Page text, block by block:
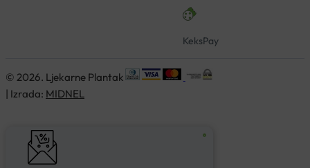
KeksPay
© 2026. Ljekarne Plantak
| Izrada: MIDNEL